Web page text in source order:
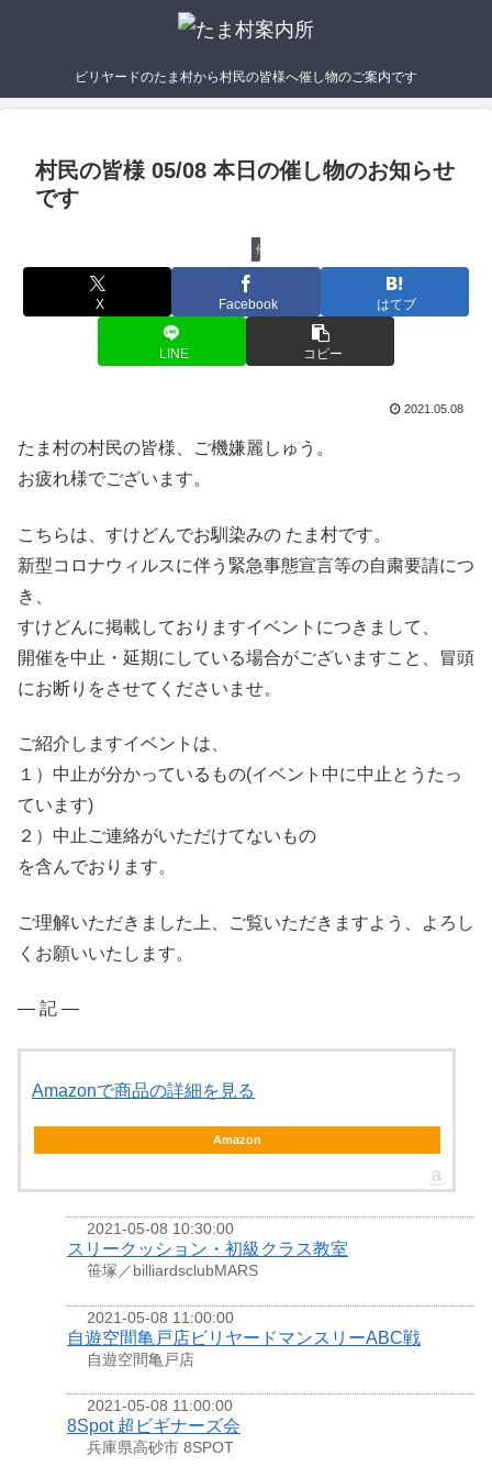
ビリヤードのたま村から村民の皆様へ催し物のご案内です
村民の皆様 05/08 本日の催し物のお知らせ
です
催し物
X Facebook はてブ
LINE コピー
2021.05.08
たま村の村民の皆様、ご機嫌麗しゅう。
お疲れ様でございます。
こちらは、すけどんでお馴染みの たま村です。
新型コロナウィルスに伴う緊急事態宣言等の自粛要請につ
き、
すけどんに掲載しておりますイベントにつきまして、
開催を中止・延期にしている場合がございますこと、冒頭
にお断りをさせてくださいませ。
ご紹介しますイベントは、
１）中止が分かっているもの(イベント中に中止とうたっ
ています)
２）中止ご連絡がいただけてないもの
を含んでおります。
ご理解いただきました上、ご覧いただきますよう、よろし
くお願いいたします。
― 記 ―
Amazonで商品の詳細を見る
Amazon
2021-05-08 10:30:00
スリークッション・初級クラス教室
笹塚／billiardsclubMARS
2021-05-08 11:00:00
自遊空間亀戸店ビリヤードマンスリーABC戦
自遊空間亀戸店
2021-05-08 11:00:00
8Spot 超ビギナーズ会
兵庫県高砂市 8SPOT